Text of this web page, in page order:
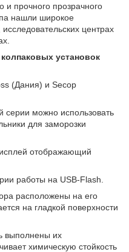
и прочного прозрачного
нашли широкое
центрах
установок
(Дания) и Secop
можно использовать
для заморозки
отображающий
работы на USB-Flash.
расположены на его
на гладкой поверхности
выполнены их
химическую стойкость